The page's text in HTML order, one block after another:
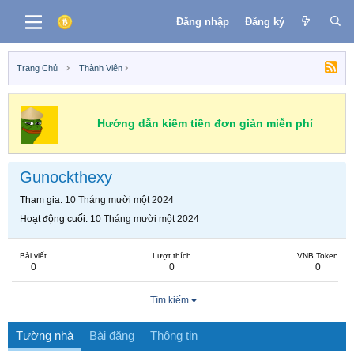
Đăng nhập Đăng ký
Trang Chủ Thành Viên
Hướng dẫn kiếm tiền đơn giản miễn phí
Gunockthexy
Tham gia 10 Tháng mười một 2024
Hoạt động cuối 10 Tháng mười một 2024
Bài viết
0
Lượt thích
0
VNB Token
0
Tìm kiếm
Tường nhà Bài đăng Thông tin